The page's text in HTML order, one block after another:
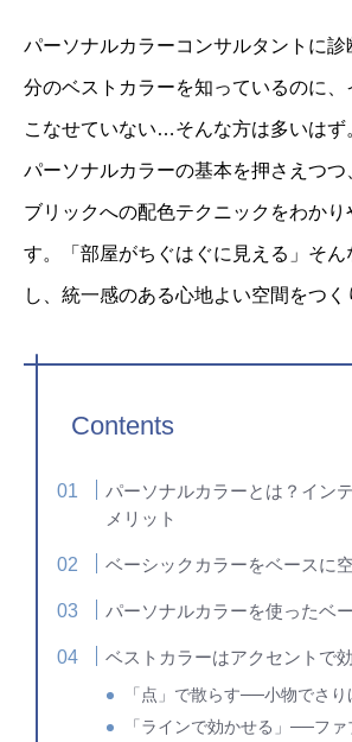
パーソナルカラーコンサルタントに診
分のベストカラーを知っているのに、
こなせていない…そんな方は多いはず
パーソナルカラーの基本を押さえつつ
ブリックへの配色テクニックをわかり
す。「部屋がちぐはぐに見える」そん
し、統一感のある心地よい空間をつく
Contents
パーソナルカラーとは？イン
メリット
ベーシックカラーをベースに
パーソナルカラーを使ったベ
ベストカラーはアクセントで
「点」で散らす──小物でさり
「ラインで効かせる」──フ